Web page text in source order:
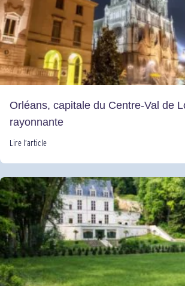
Orléans, capitale du Centre-Val de
rayonnante
Lire l’article